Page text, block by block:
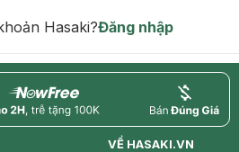
Hasaki?Đăng nhập
price
VỀ HASAKI.VN